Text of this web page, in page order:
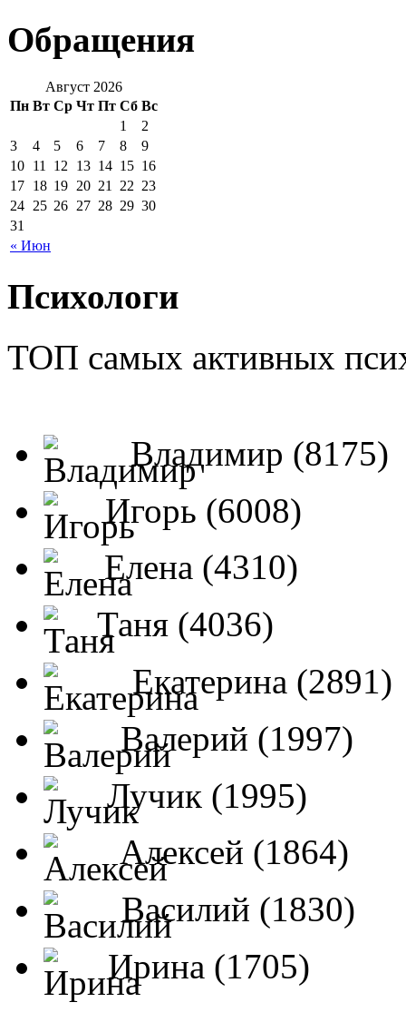
Обращения
Август 2026
Пн Вт Ср Чт Пт Сб Вс
« Июн
1
2
3
4 5 6 7 8
9
10 11 12 13 14 15 16
17 18 19 20 21 22 23
24 25 26 27 28 29 30
31
Психологи
ТОП самых активных
Владимир (8175)
Игорь (6008)
Елена (4310)
Таня (4036)
Екатерина (2891)
Валерий (1997)
Лучик (1995)
Алексей (1864)
Василий (1830)
Ирина (1705)